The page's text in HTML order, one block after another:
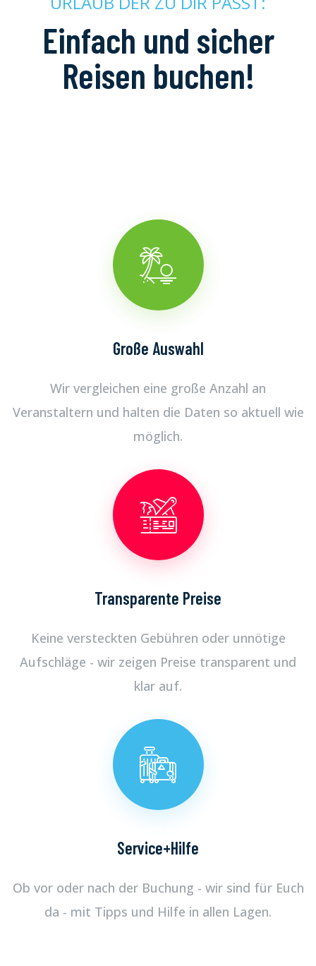
Einfach und sicher
Reisen buchen!
Große Auswahl
Wir vergleichen eine große Anzahl an
Veranstaltern und halten die Daten so aktuell wie
möglich.
Transparente Preise
Keine versteckten Gebühren oder unnötige
Aufschläge - wir zeigen Preise transparent und
klar auf.
Service+Hilfe
Ob vor oder nach der Buchung - wir sind für Euch
da - mit Tipps und Hilfe in allen Lagen.